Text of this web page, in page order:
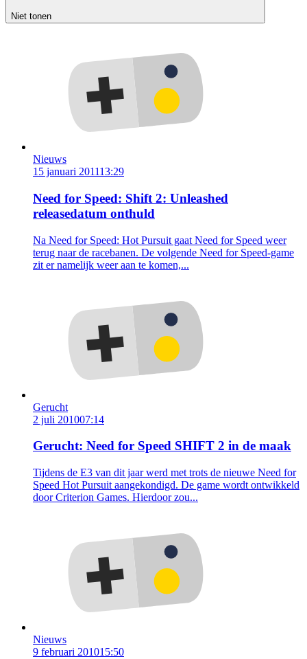
Niet tonen
Nieuws
15 januari 201113:29
Need for Speed: Shift 2: Unleashed
releasedatum onthuld
Na Need for Speed: Hot Pursuit gaat Need for Speed weer
terug naar de racebanen. De volgende Need for Speed-game
zit er namelijk weer aan te komen,...
Gerucht
2 juli 201007:14
Gerucht: Need for Speed SHIFT 2 in de maak
Tijdens de E3 van dit jaar werd met trots de nieuwe Need for
Speed Hot Pursuit aangekondigd. De game wordt ontwikkeld
door Criterion Games. Hierdoor zou...
Nieuws
9 februari 201015:50